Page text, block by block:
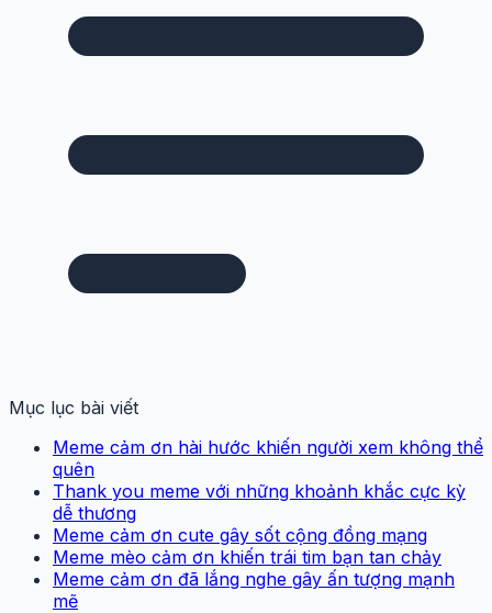
Mục lục bài viết
Meme cảm ơn hài hước khiến người xem không thể
quên
Thank you meme với những khoảnh khắc cực kỳ
dễ thương
Meme cảm ơn cute gây sốt cộng đồng mạng
Meme mèo cảm ơn khiến trái tim bạn tan chảy
Meme cảm ơn đã lắng nghe gây ấn tượng mạnh
mẽ